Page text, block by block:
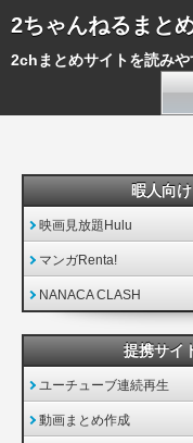
2ちゃんねるまと
2chまとめサイトを読み
暇人向
映画見放題Hulu
マンガRenta!
NANACA CLASH
提携サイ
ユーチューブ連続再生
動画まとめ作成